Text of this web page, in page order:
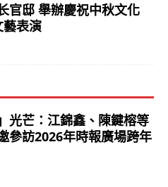
官邸 舉辦慶祝中秋文化
表演
光芒：江錦鑫、陳鍵榕等
參訪2026年時報廣場跨年